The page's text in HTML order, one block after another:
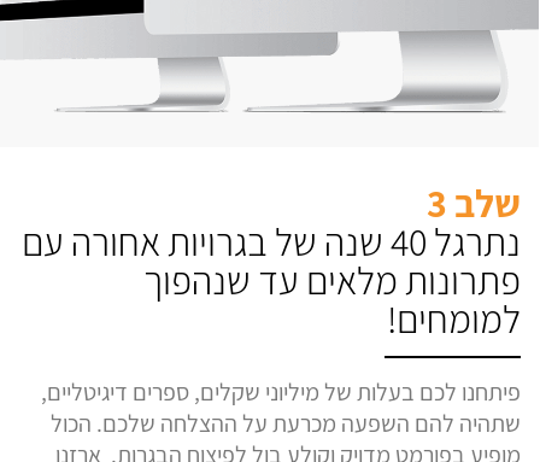
שלב 3
נתרגל 40 שנה של בגרויות אחורה עם
פתרונות מלאים עד שנהפוך
למומחים!
פיתחנו לכם בעלות של מיליוני שקלים, ספרים דיגיטליים,
שתהיה להם השפעה מכרעת על ההצלחה שלכם. הכול
מופיע בפורמט מדויק וקולע בול לפיצוח הבגרות. ארזנו